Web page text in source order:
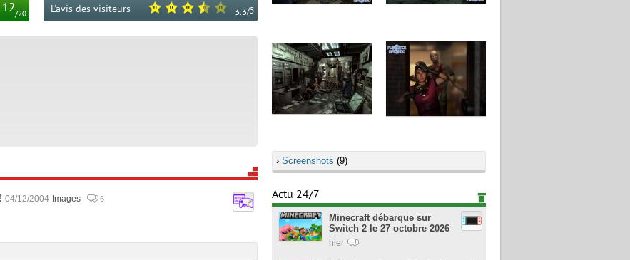
12/20 3.3/5
L'avis des visiteurs
04/12/2004 Images 6
› Screenshots (9)
Actu 24/7
Minecraft débarque sur
Switch 2 le 27 octobre 2026
hier